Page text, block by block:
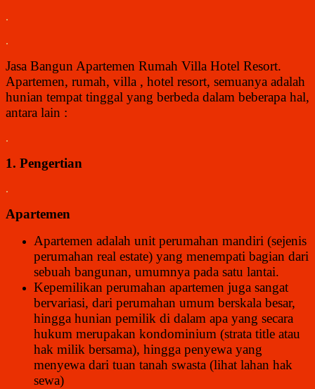
.
.
Jasa Bangun Apartemen Rumah Villa Hotel Resort.
Apartemen, rumah, villa , hotel resort, semuanya adalah
hunian tempat tinggal yang berbeda dalam beberapa hal,
antara lain :
.
1. Pengertian
.
Apartemen
Apartemen adalah unit perumahan mandiri (sejenis
perumahan real estate) yang menempati bagian dari
sebuah bangunan, umumnya pada satu lantai.
Kepemilikan perumahan apartemen juga sangat
bervariasi, dari perumahan umum berskala besar,
hingga hunian pemilik di dalam apa yang secara
hukum merupakan kondominium (strata title atau
hak milik bersama), hingga penyewa yang
menyewa dari tuan tanah swasta (lihat lahan hak
sewa)